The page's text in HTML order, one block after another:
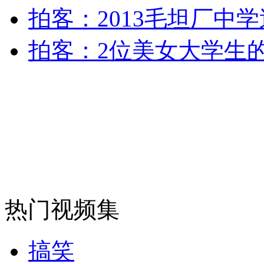
外交部：有关国家言论片面不公正
纽约上演“枕头大战”
拍客：2013毛坦厂中
拍客：2位美女大学生
热门视频集
搞笑